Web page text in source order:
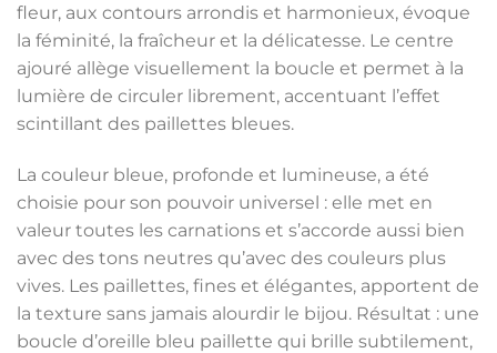
fleur, aux contours arrondis et harmonieux, évoque
la féminité, la fraîcheur et la délicatesse. Le centre
ajouré allège visuellement la boucle et permet à la
lumière de circuler librement, accentuant l’effet
scintillant des paillettes bleues.
La couleur bleue, profonde et lumineuse, a été
choisie pour son pouvoir universel : elle met en
valeur toutes les carnations et s’accorde aussi bien
avec des tons neutres qu’avec des couleurs plus
vives. Les paillettes, fines et élégantes, apportent de
la texture sans jamais alourdir le bijou. Résultat : une
boucle d’oreille bleu paillette qui brille subtilement,